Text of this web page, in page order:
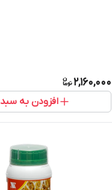
2,160,000
افزودن به سبد